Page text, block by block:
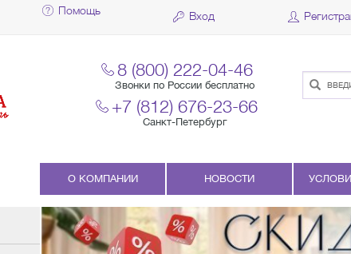
Помощь Вход
8 (800) 222-04-46
Звонки по России бесплатно
+7 (812) 676-23-66
Санкт-Петербург
О КОМПАНИИ НОВОСТИ